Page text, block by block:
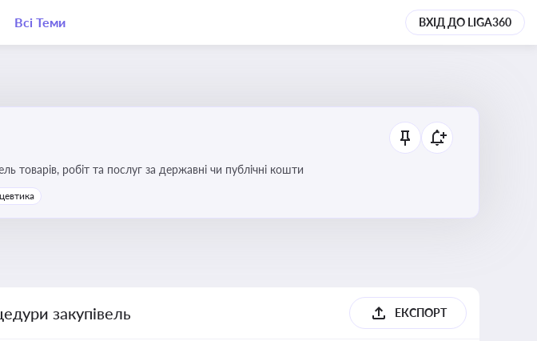
Всі Теми ВХІД ДО LIGA360
товарів, робіт та послуг за державні чи публічні кошти
закупівель ЕКСПОРТ